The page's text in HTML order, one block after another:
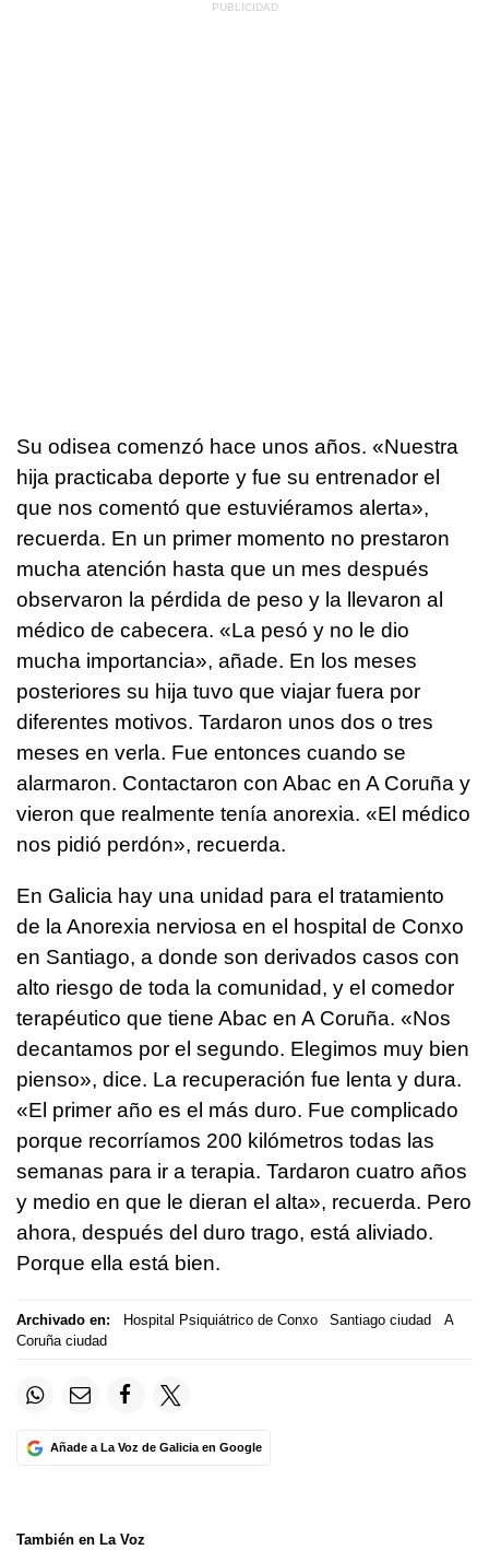
Su odisea comenzó hace unos años. «Nuestra
hija practicaba deporte y fue su entrenador el
que nos comentó que estuviéramos alerta»,
recuerda. En un primer momento no prestaron
mucha atención hasta que un mes después
observaron la pérdida de peso y la llevaron al
médico de cabecera. «La pesó y no le dio
mucha importancia», añade. En los meses
posteriores su hija tuvo que viajar fuera por
diferentes motivos. Tardaron unos dos o tres
meses en verla. Fue entonces cuando se
alarmaron. Contactaron con Abac en A Coruña y
vieron que realmente tenía anorexia. «El médico
nos pidió perdón», recuerda.
En Galicia hay una unidad para el tratamiento
de la Anorexia nerviosa en el hospital de Conxo
en Santiago, a donde son derivados casos con
alto riesgo de toda la comunidad, y el comedor
terapéutico que tiene Abac en A Coruña. «Nos
decantamos por el segundo. Elegimos muy bien
pienso», dice. La recuperación fue lenta y dura.
«El primer año es el más duro. Fue complicado
porque recorríamos 200 kilómetros todas las
semanas para ir a terapia. Tardaron cuatro años
y medio en que le dieran el alta», recuerda. Pero
ahora, después del duro trago, está aliviado.
Porque ella está bien.
Archivado en: Hospital Psiquiátrico de Conxo Santiago ciudad
A
Coruña ciudad
Añade a La Voz de Galicia en Google
También en La Voz